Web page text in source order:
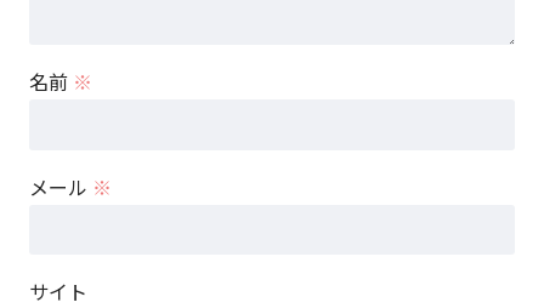
名前 ※
メール ※
サイト